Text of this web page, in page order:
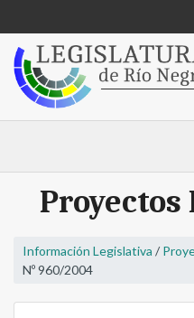
Información Legislativa /
Nº 960/2004